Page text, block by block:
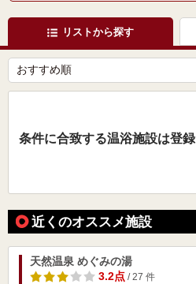
リストから探す
条件に合致する温浴施設は登
近くのオススメ施設
天然温泉 めぐみの湯
3.2点/ 27 件